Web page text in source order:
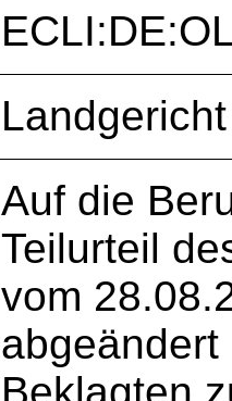
Auf die
Teilurteil
vom